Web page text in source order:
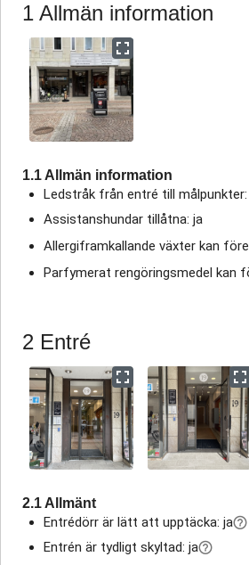
1 Allmän information
1.1 Allmän information
Ledstråk från entré till
Assistanshundar tillåtna: ja
Allergiframkallande växter kan
Parfymerat rengöringsmedel kan
2 Entré
2.1 Allmänt
Entrédörr är lätt att upptäcka: ja
Entrén är tydligt skyltad: ja